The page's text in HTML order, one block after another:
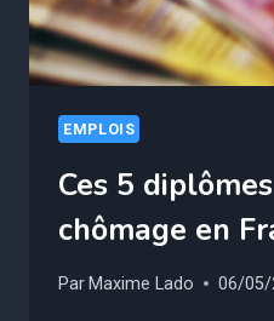
EMPLOIS
Ces 5
chômage en
Par Maxime Lado 06/05/